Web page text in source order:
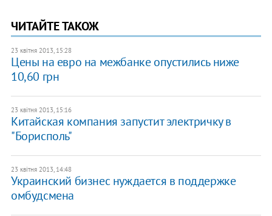
ЧИТАЙТЕ ТАКОЖ
23 квітня 2013, 15:28
Цены на евро на межбанке опустились ниже
10,60 грн
23 квітня 2013, 15:16
Китайская компания запустит электричку в
"Борисполь"
23 квітня 2013, 14:48
Украинский бизнес нуждается в поддержке
омбудсмена